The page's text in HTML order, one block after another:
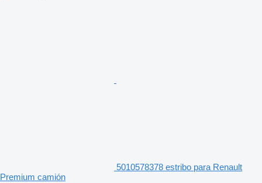
5010578378 estribo para Renault
Premium camión